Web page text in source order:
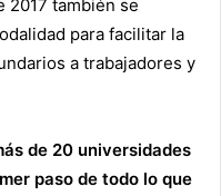
2017 también se
para facilitar la
a trabajadores y
de 20 universidades
paso de todo lo que